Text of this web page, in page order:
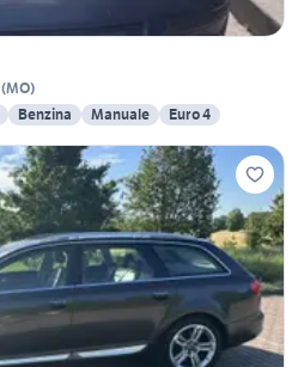
(MO)
Benzina Manuale Euro 4